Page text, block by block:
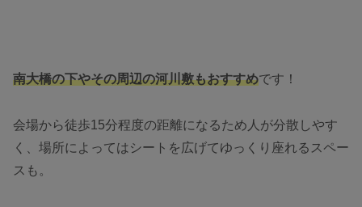
南大橋の下やその周辺の河川敷もおすすめです！
会場から徒歩15分程度の距離になるため人が分散しやす
く、場所によってはシートを広げてゆっくり座れるスペー
スも。